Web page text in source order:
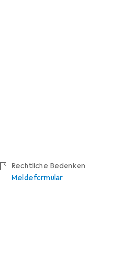
Rechtliche Bedenken
Meldeformular